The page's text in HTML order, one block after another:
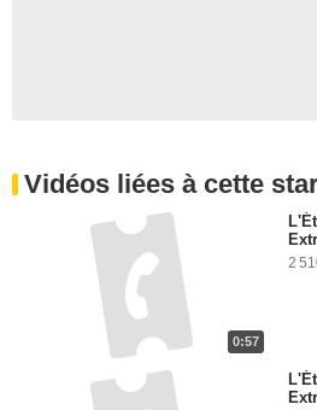
Vidéos liées à cette
0:57
2